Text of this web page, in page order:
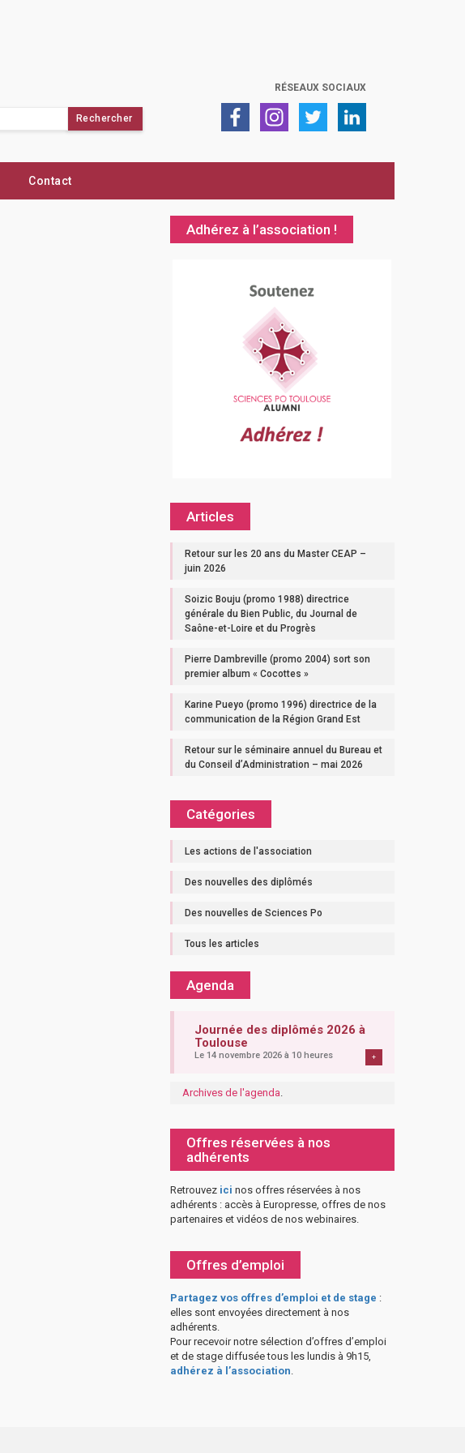
RÉSEAUX SOCIAUX
Contact
Adhérez à l’association !
Articles
Retour sur les 20 ans du Master CEAP –
juin 2026
Soizic Bouju (promo 1988) directrice
générale du Bien Public, du Journal de
Saône-et-Loire et du Progrès
Pierre Dambreville (promo 2004) sort son
premier album « Cocottes »
Karine Pueyo (promo 1996) directrice de la
communication de la Région Grand Est
Retour sur le séminaire annuel du Bureau et
du Conseil d’Administration – mai 2026
Catégories
Les actions de l'association
Des nouvelles des diplômés
Des nouvelles de Sciences Po
Tous les articles
Agenda
Journée des diplômés 2026 à
Toulouse
Le 14 novembre 2026 à 10 heures +
Archives de l'agenda.
Offres réservées à nos
adhérents
Retrouvez ici nos offres réservées à nos
adhérents : accès à Europresse, offres de nos
partenaires et vidéos de nos webinaires.
Offres d’emploi
Partagez vos offres d’emploi et de stage :
elles sont envoyées directement à nos
adhérents.
Pour recevoir notre sélection d’offres d’emploi
et de stage diffusée tous les lundis à 9h15,
adhérez à l’association.